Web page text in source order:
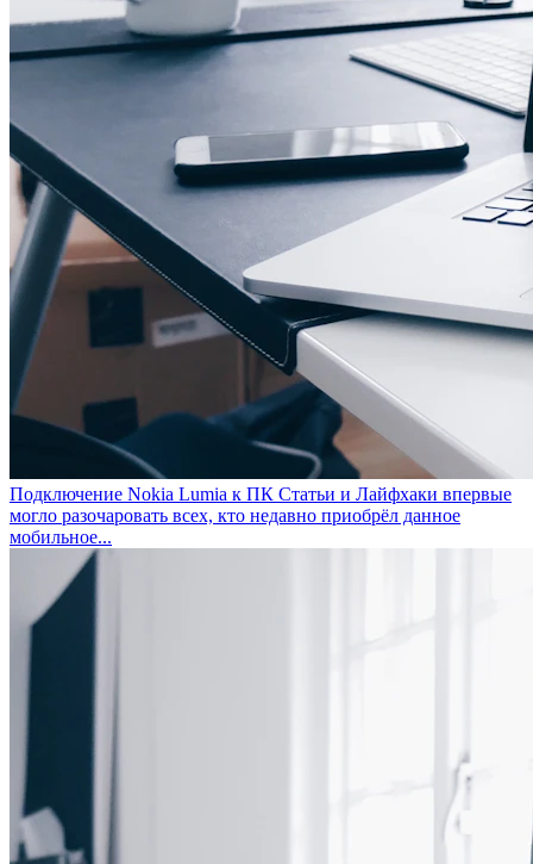
Подключение Nokia Lumia к ПК Статьи и Лайфхаки впервые
могло разочаровать всех, кто недавно приобрёл данное
мобильное...